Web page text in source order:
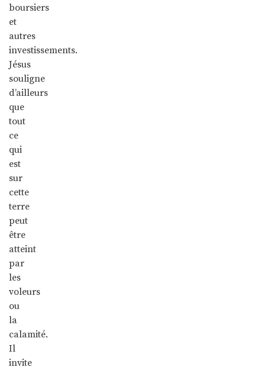
boursiers
et
autres
investissements.
Jésus
souligne
d’ailleurs
que
tout
ce
qui
est
sur
cette
terre
peut
être
atteint
par
les
voleurs
ou
la
calamité.
Il
invite